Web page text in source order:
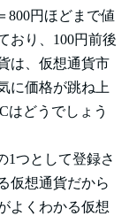
800円ほどまで値
おり、100円前後
は、仮想通貨市
に価格が跳ね上
はどうでしょう
1つとして登録さ
仮想通貨だから
よくわかる仮想